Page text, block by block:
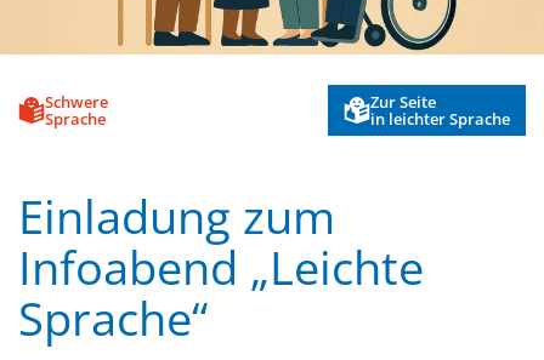
Schwere
Sprache
Zur Seite
in leichter Sprache
Einladung zum
Infoabend „Leichte
Sprache“